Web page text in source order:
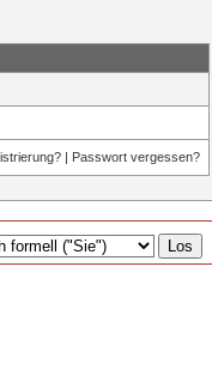
| Passwort vergessen?